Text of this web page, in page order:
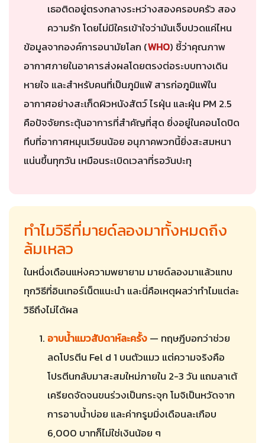
เธอติดอยู่ตรงกลางระหว่างสองครอบครัว สอง
ความรัก โดยไม่มีใครเข้าใจว่ามันเจ็บปวดแค่ไหน
ข้อมูลจากองค์การอนามัยโลก (WHO) ชี้ว่าคุณภาพ
อากาศภายในอาคารส่งผลโดยตรงต่อระบบทางเดิน
หายใจ และสำหรับคนที่เป็นภูมิแพ้ สารก่อภูมิแพ้ใน
อากาศอย่างสะเก็ดผิวหนังสัตว์ ไรฝุ่น และฝุ่น PM 2.5
คือปัจจัยกระตุ้นอาการที่สำคัญที่สุด ยิ่งอยู่ในคอนโดปิด
ทึบที่อากาศหมุนเวียนน้อย อนุภาคพวกนี้ยิ่งสะสมหนา
แน่นขึ้นทุกวัน เหมือนระเบิดเวลาที่รอวันปะทุ
ทำไมวิธีที่มายด์ลองมาทั้งหมดถึง
ล้มเหลว
ในหนึ่งเดือนแห่งความพยายาม มายด์ลองมาแล้วแทบ
ทุกวิธีที่อินเทอร์เน็ตแนะนำ และนี่คือเหตุผลว่าทำไมแต่ละ
วิธีถึงไม่ได้ผล
อาบน้ำแมวสัปดาห์ละครั้ง— ทฤษฎีบอกว่าช่วย
ลดโปรตีน Fel d 1 บนตัวแมว แต่ความจริงคือ
โปรตีนกลับมาสะสมใหม่ภายใน 2-3 วัน แถมลาเต้
เครียดจัดจนขนร่วงเป็นกระจุก โมจิเป็นหวัดจาก
การอาบน้ำบ่อย และค่ากรูมมิ่งเดือนละเกือบ
6,000 บาทก็ไม่ใช่เงินน้อย ๆ